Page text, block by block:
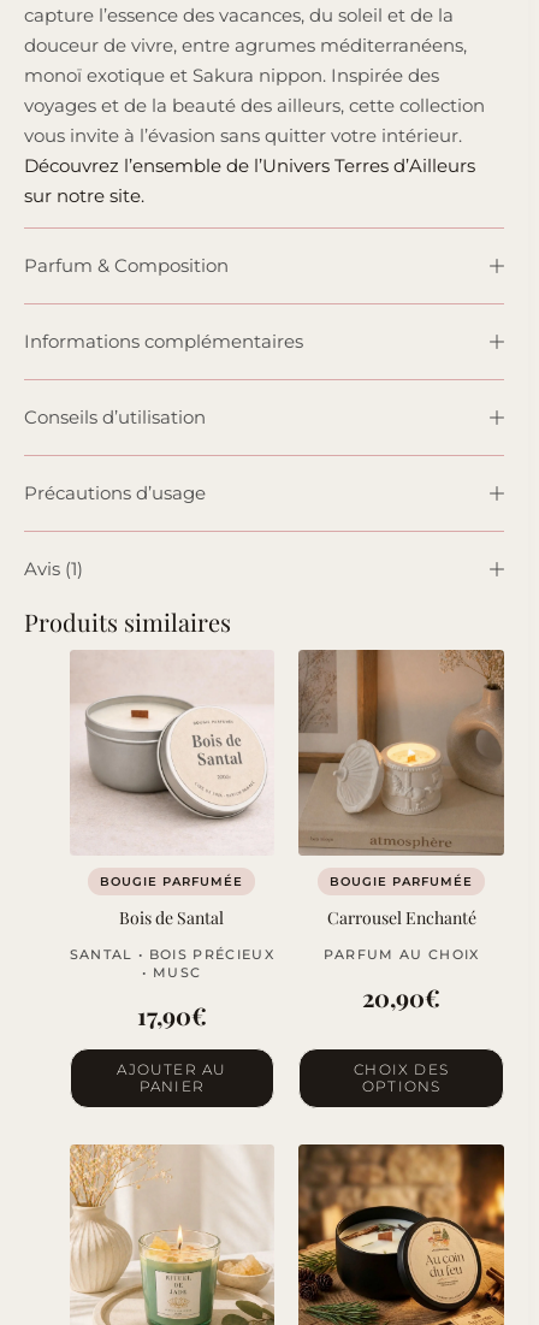
capture l’essence des vacances, du soleil et de la
douceur de vivre, entre agrumes méditerranéens,
monoï exotique et Sakura nippon. Inspirée des
voyages et de la beauté des ailleurs, cette collection
vous invite à l’évasion sans quitter votre intérieur.
Découvrez l’ensemble de l’Univers Terres d’Ailleurs
sur notre site.
Parfum & Composition
Informations complémentaires
Conseils d’utilisation
Précautions d’usage
Avis (1)
Produits similaires
BOUGIE PARFUMÉE
Bois de Santal
SANTAL • BOIS PRÉCIEUX
• MUSC
17,90€
AJOUTER AU
PANIER
BOUGIE PARFUMÉE
Carrousel Enchanté
PARFUM AU CHOIX
20,90€
CHOIX DES
OPTIONS
Ce
produit
plusieurs
variations.
Les
options
peuvent
être